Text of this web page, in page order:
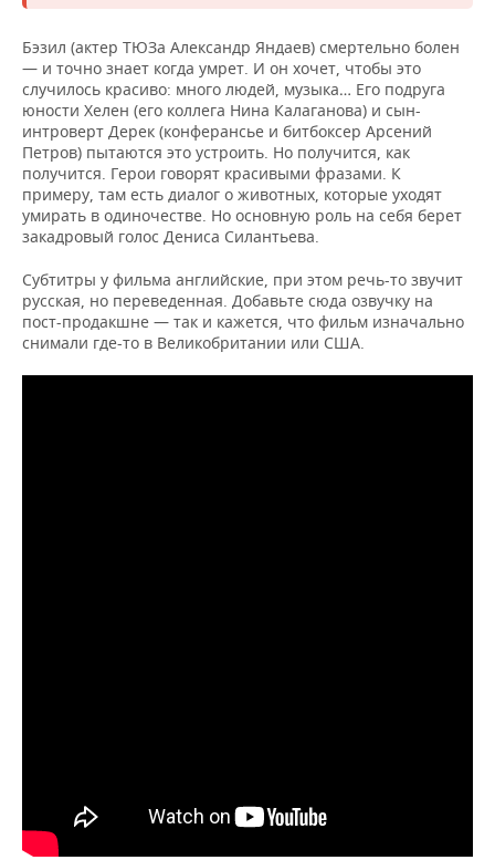
Бэзил (актер ТЮЗа Александр Яндаев) смертельно болен
— и точно знает когда умрет. И он хочет, чтобы это
случилось красиво: много людей, музыка… Его подруга
юности Хелен (его коллега Нина Калаганова) и сын-
интроверт Дерек (конферансье и битбоксер Арсений
Петров) пытаются это устроить. Но получится, как
получится. Герои говорят красивыми фразами. К
примеру, там есть диалог о животных, которые уходят
умирать в одиночестве. Но основную роль на себя берет
закадровый голос Дениса Силантьева.
Субтитры у фильма английские, при этом речь-то звучит
русская, но переведенная. Добавьте сюда озвучку на
пост-продакшне — так и кажется, что фильм изначально
снимали где-то в Великобритании или США.